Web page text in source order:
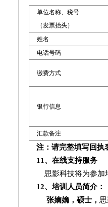
单位名称、税号
（发票抬头）
姓名
电话号码
缴费方式
银行信息
汇款备注
注：请完整填写回执
11 、在线支持服务
思影科技将为参
12、培训人员简介：
张嫡嫡，硕士，